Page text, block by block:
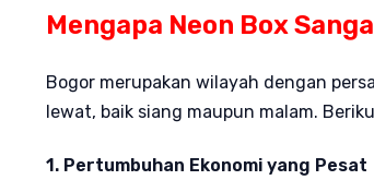
Mengapa Neon Box
Bogor merupakan wilayah dengan
lewat, baik siang maupun malam.
1. Pertumbuhan Ekonomi yang Pesat